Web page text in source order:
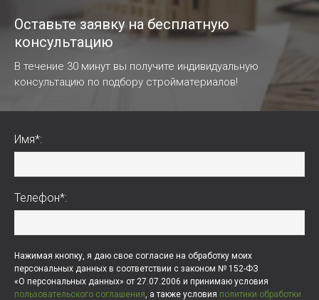
Оставьте заявку на бесплатную
консультацию
В течение 30 минут вы получите индивидуальную
консультацию по подбору стройматериалов!
Имя*:
Телефон*:
Нажимая кнопку, я даю свое согласие на обработку моих
персональных данных в соответствии с законом № 152-ФЗ
«О персональных данных» от 27.07.2006 и принимаю условия
пользовательского соглашения , а также условия политики обработки